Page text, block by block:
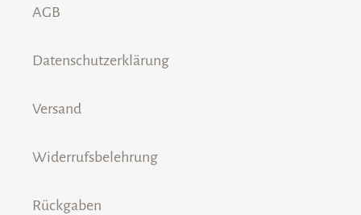
AGB
Datenschutzerklärung
Versand
Widerrufsbelehrung
Rückgaben